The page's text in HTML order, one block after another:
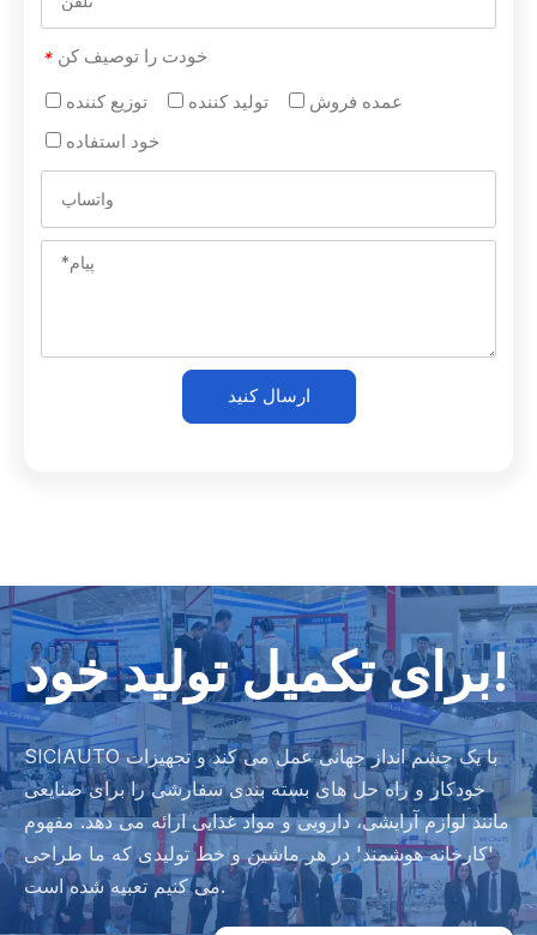
* خودت را توصیف کن
توزیع کننده
تولید کننده
عمده فروش
خود استفاده
ارسال کنید
برای تکمیل تولید خود!
SICIAUTO با یک چشم انداز جهانی عمل می کند و تجهیزات
خودکار و راه حل های بسته بندی سفارشی را برای صنایعی
مانند لوازم آرایشی، دارویی و مواد غذایی ارائه می دهد. مفهوم
'کارخانه هوشمند' در هر ماشین و خط تولیدی که ما طراحی
می کنیم تعبیه شده است.